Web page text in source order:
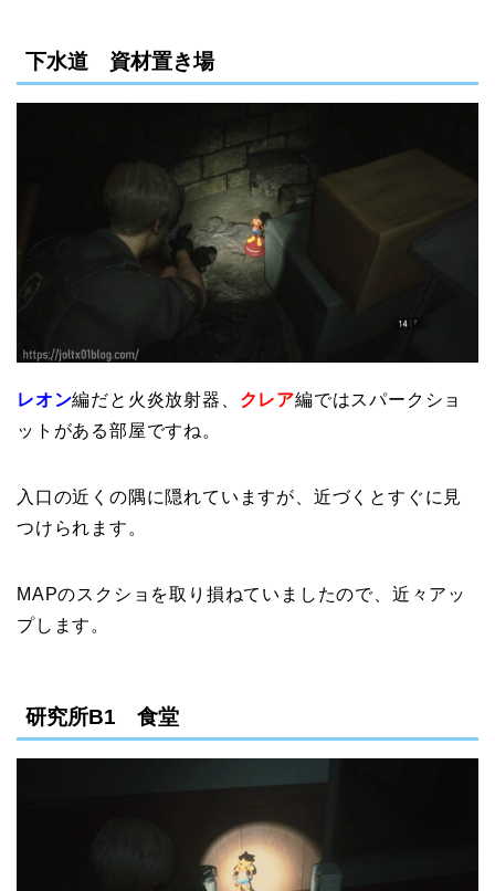
下水道 資材置き場
レオン編だと火炎放射器、 クレア編ではスパークショ
ットがある部屋ですね。
入口の近くの隅に隠れていますが、近づくとすぐに見
つけられます。
MAPのスクショを取り損ねていましたので、近々アッ
プします。
研究所B1 食堂